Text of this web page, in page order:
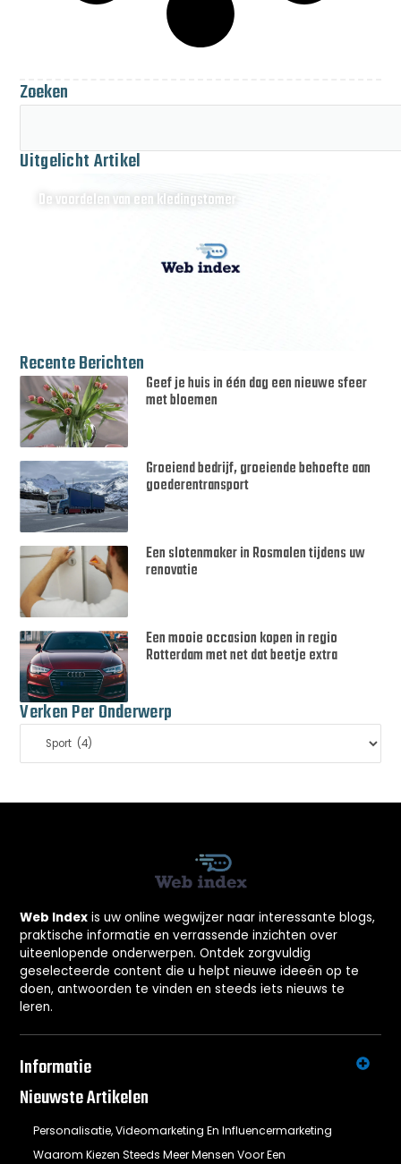
Zoeken
Uitgelicht Artikel
De voordelen van een kledingstomer
Recente Berichten
Geef je huis in één dag een nieuwe sfeer
met bloemen
Groeiend bedrijf, groeiende behoefte aan
goederentransport
Een slotenmaker in Rosmalen tijdens uw
renovatie
Een mooie occasion kopen in regio
Rotterdam met net dat beetje extra
Verken Per Onderwerp
Web Index is uw online wegwijzer naar interessante blogs,
praktische informatie en verrassende inzichten over
uiteenlopende onderwerpen. Ontdek zorgvuldig
geselecteerde content die u helpt nieuwe ideeën op te
doen, antwoorden te vinden en steeds iets nieuws te
leren.
Informatie
Nieuwste Artikelen
Personalisatie, Videomarketing En Influencermarketing
Waarom Kiezen Steeds Meer Mensen Voor Een